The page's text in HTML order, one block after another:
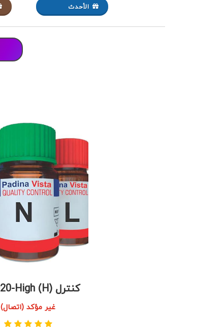
الأحدث
کنترل LPC020-High (H)
غير مؤكد (اتصال)